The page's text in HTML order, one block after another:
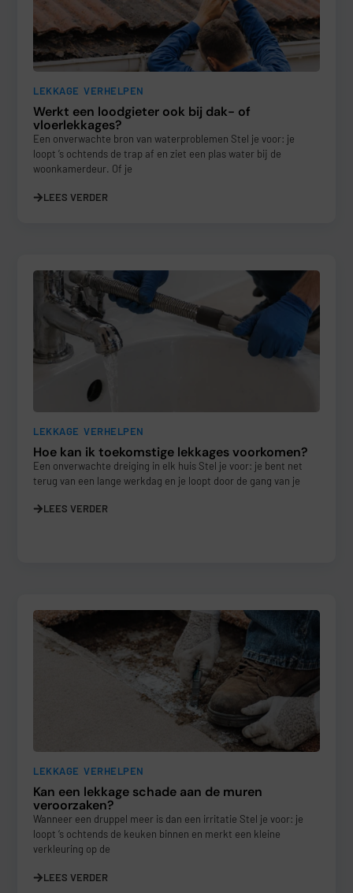
LEKKAGE VERHELPEN
Werkt een loodgieter ook bij dak- of
vloerlekkages?
Een onverwachte bron van waterproblemen Stel je voor: je
loopt ’s ochtends de trap af en ziet een plas water bij de
woonkamerdeur. Of je
LEES VERDER
LEKKAGE VERHELPEN
Hoe kan ik toekomstige lekkages voorkomen?
Een onverwachte dreiging in elk huis Stel je voor: je bent net
terug van een lange werkdag en je loopt door de gang van je
LEES VERDER
LEKKAGE VERHELPEN
Kan een lekkage schade aan de muren
veroorzaken?
Wanneer een druppel meer is dan een irritatie Stel je voor: je
loopt ‘s ochtends de keuken binnen en merkt een kleine
verkleuring op de
LEES VERDER